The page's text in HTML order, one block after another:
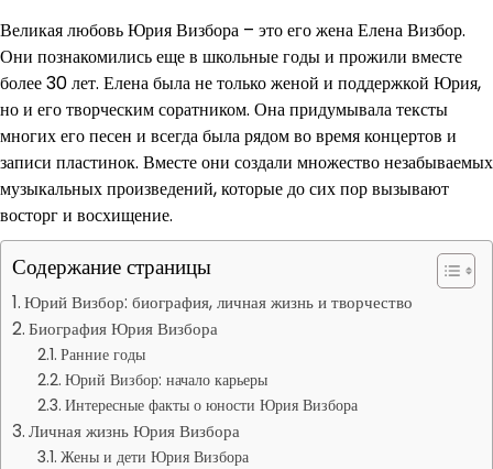
Великая любовь Юрия Визбора – это его жена Елена Визбор.
Они познакомились еще в школьные годы и прожили вместе
более 30 лет. Елена была не только женой и поддержкой Юрия,
но и его творческим соратником. Она придумывала тексты
многих его песен и всегда была рядом во время концертов и
записи пластинок. Вместе они создали множество незабываемых
музыкальных произведений, которые до сих пор вызывают
восторг и восхищение.
Содержание страницы
Юрий Визбор: биография, личная жизнь и творчество
Биография Юрия Визбора
Ранние годы
Юрий Визбор: начало карьеры
Интересные факты о юности Юрия Визбора
Личная жизнь Юрия Визбора
Жены и дети Юрия Визбора